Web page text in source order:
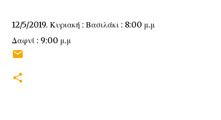
12/5/2019. Κυριακή : Βασιλάκι : 8:00 μ.μ
Δαφνί : 9:00 μ.μ